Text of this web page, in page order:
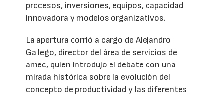
procesos, inversiones, equipos, capacidad
innovadora y modelos organizativos.
La apertura corrió a cargo de Alejandro
Gallego, director del área de servicios de
amec, quien introdujo el debate con una
mirada histórica sobre la evolución del
concepto de productividad y las diferentes